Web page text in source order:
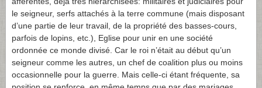
le seigneur, serfs attachés à la terre commune (mais disposant
d’une partie de leur travail, de la propriété des basses-cours,
parfois de lopins, etc.), Eglise pour unir en une société
ordonnée ce monde divisé. Car le roi n’était au début qu’un
seigneur comme les autres, un chef de coalition plus ou moins
occasionnelle pour la guerre. Mais celle-ci étant fréquente, sa